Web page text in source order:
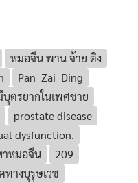
หมอจีน พาน จ้าย ติง
Pan Zai Ding
ตรยากในเพศชาย
prostate disease
dysfunction.
หมอจีน
209
ทางบุรุษเวช